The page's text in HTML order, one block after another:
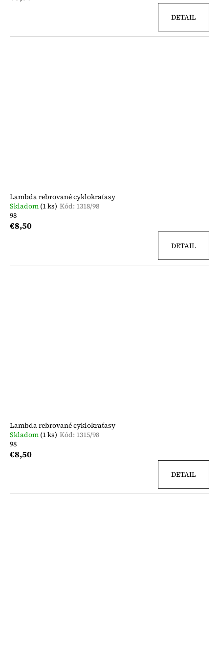
DETAIL
Lambda rebrované cyklokraťasy
Skladom (1 ks) Kód: 1318/98
98
€8,50
DETAIL
Lambda rebrované cyklokraťasy
Skladom (1 ks) Kód: 1315/98
98
€8,50
DETAIL